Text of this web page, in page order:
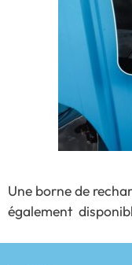
Une borne de
également